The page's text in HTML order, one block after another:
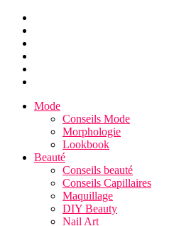
Mode
Conseils Mode
Morphologie
Lookbook
Beauté
Conseils beauté
Conseils Capillaires
Maquillage
DIY Beauty
Nail Art